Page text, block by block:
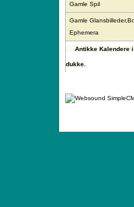
Gamle Spil
Gamle
Ephemera
Antikke Kalendere
dukke.